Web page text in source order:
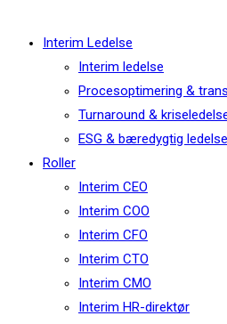
Interim Ledelse
Interim ledelse
Procesoptimering &
Turnaround &
ESG & bæredygtig ledelse
Roller
Interim CEO
Interim COO
Interim CFO
Interim CTO
Interim CMO
Interim HR-direktør